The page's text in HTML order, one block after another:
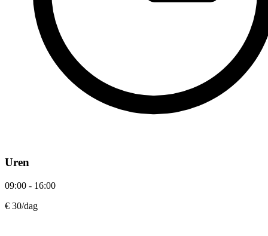
Uren
09:00 - 16:00
€ 30/dag